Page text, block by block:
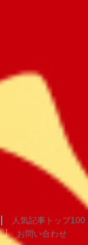
人気記事トップ100
お問い合わせ